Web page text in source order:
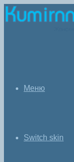
Меню
Switch skin